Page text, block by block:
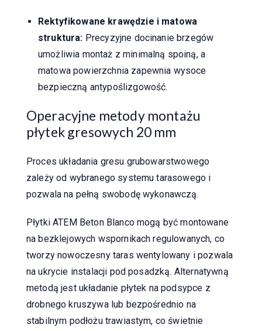
Rektyfikowane krawędzie i matowa
struktura: Precyzyjne docinanie brzegów
umożliwia montaż z minimalną spoiną, a
matowa powierzchnia zapewnia wysoce
bezpieczną antypoślizgowość.
Operacyjne metody montażu
płytek gresowych 20 mm
Proces układania gresu grubowarstwowego
zależy od wybranego systemu tarasowego i
pozwala na pełną swobodę wykonawczą.
Płytki ATEM Beton Blanco mogą być montowane
na bezklejowych wspornikach regulowanych, co
tworzy nowoczesny taras wentylowany i pozwala
na ukrycie instalacji pod posadzką. Alternatywną
metodą jest układanie płytek na podsypce z
drobnego kruszywa lub bezpośrednio na
stabilnym podłożu trawiastym, co świetnie